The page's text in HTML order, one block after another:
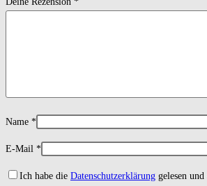
Name *
E-Mail *
Ich habe die Datenschutzerklärung gelesen